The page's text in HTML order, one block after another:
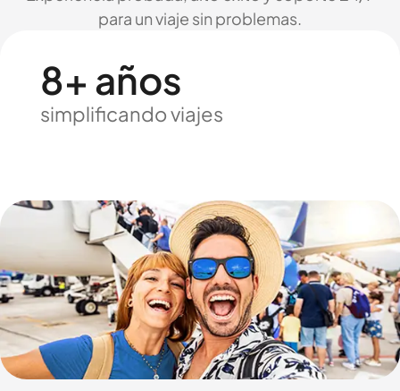
para un viaje sin problemas.
8+ años
simplificando viajes